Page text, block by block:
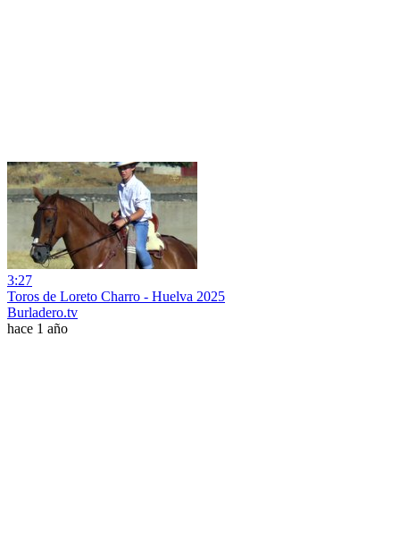
3:27
Toros de Loreto Charro - Huelva 2025
Burladero.tv
hace 1 año